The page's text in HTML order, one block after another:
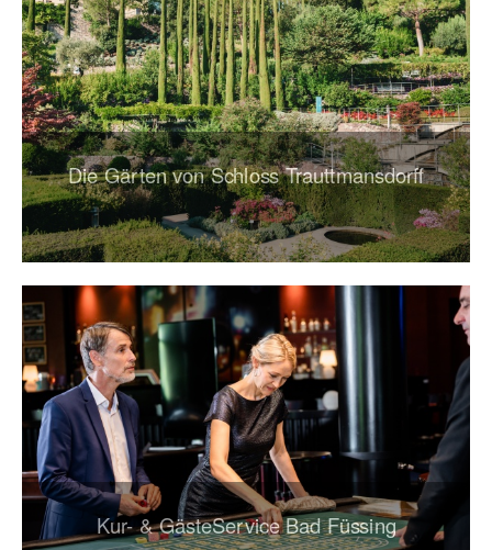
Die Gärten von Schloss Trauttmansdorff
Kur- & GästeService Bad Füssing